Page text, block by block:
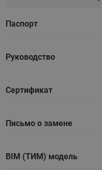
Паспорт
Руководство
Сертификат
Письмо о замене
BIM (ТИМ) модель